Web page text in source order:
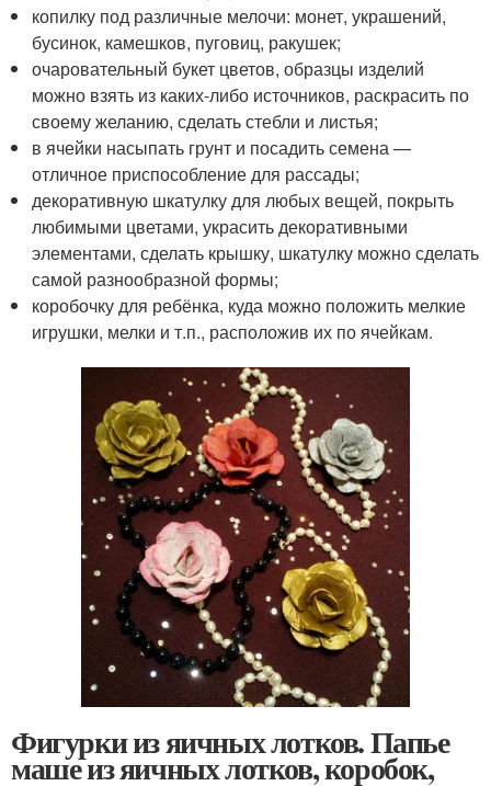
копилку под различные мелочи: монет, украшений,
бусинок, камешков, пуговиц, ракушек;
очаровательный букет цветов, образцы изделий
можно взять из каких-либо источников, раскрасить по
своему желанию, сделать стебли и листья;
в ячейки насыпать грунт и посадить семена —
отличное приспособление для рассады;
декоративную шкатулку для любых вещей, покрыть
любимыми цветами, украсить декоративными
элементами, сделать крышку, шкатулку можно сделать
самой разнообразной формы;
коробочку для ребёнка, куда можно положить мелкие
игрушки, мелки и т.п., расположив их по ячейкам.
Фигурки из яичных лотков. Папье
маше из яичных лотков, коробок,